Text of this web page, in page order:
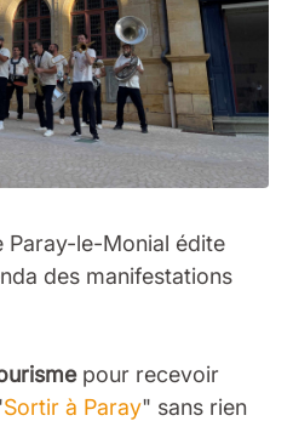
Paray-le-Monial édite
des manifestations
pour recevoir
Sortir à Paray" sans rien